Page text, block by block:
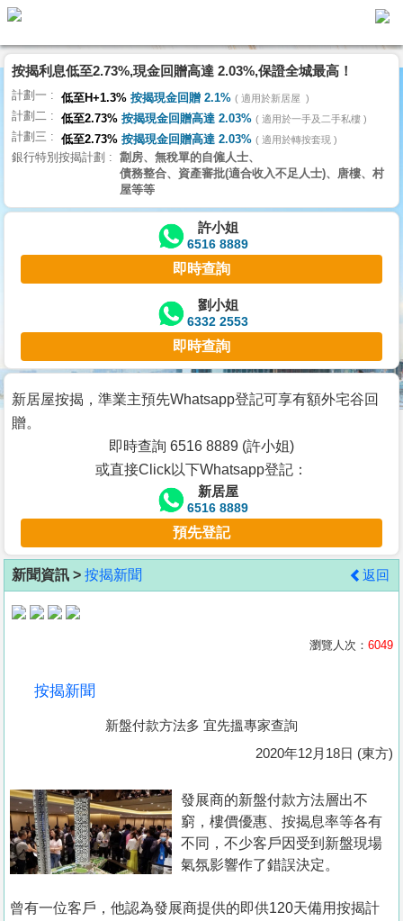
代
理
主
頁
搵
樓/
交
業
主
宅
谷
按
客
地
產
置
業
手
按揭利息低至2.73%,現金回贈高達 2.03%,保證全城最高！
計劃一 低至H+1.3% 按揭現金回贈 2.1% 適用於新居屋
計劃二 低至2.73% 按揭現金回贈高達 2.03% 適用於一手及二手私樓
計劃三 低至2.73% 按揭現金回贈高達 2.03% 適用於轉按套現
銀行特別按揭計劃
劏房、無稅單的自僱人士、
債務整合、資產審批(適合收入不足人士)、唐樓、村
屋等等
許小姐
6516 8889
即時查詢
劉小姐
6332 2553
即時查詢
新居屋按揭，準業主預先Whatsapp登記可享有額外宅谷回
贈。
即時查詢 6516 8889 (許小姐)
或直接Click以下Whatsapp登記：
新居屋
6516 8889
預先登記
新聞資訊 > 按揭新聞 返回
瀏覽人次： 6049
按揭新聞
新盤付款方法多 宜先搵專家查詢
2020年12月18日 (東方)
發展商的新盤付款方法層出不
窮，樓價優惠、按揭息率等各有
不同，不少客戶因受到新盤現場
氣氛影響作了錯誤決定。
曾有一位客戶，他認為發展商提供的即供120天備用按揭計